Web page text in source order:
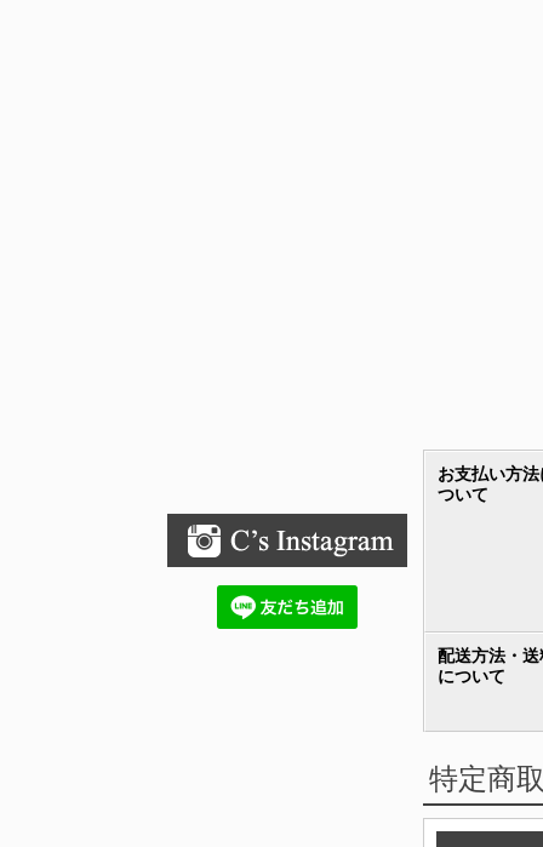
お支払い方法
ついて
配送方法・送
について
特定商